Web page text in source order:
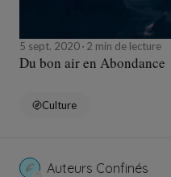
5 sept. 2020 2 min de lecture
Du bon air en Abondance
Culture
Auteurs Confinés